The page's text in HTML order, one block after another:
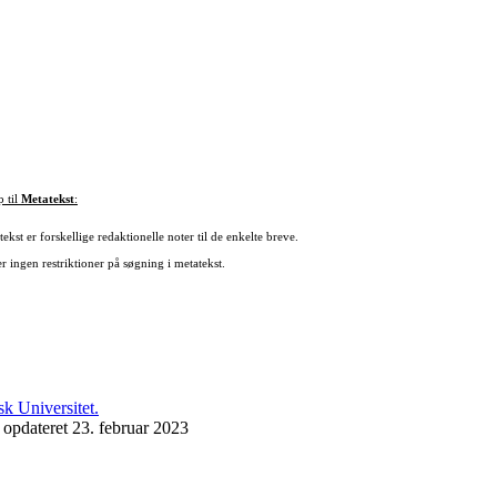
til Metatekst:
er forskellige redaktionelle noter til de enkelte breve.
ingen restriktioner på søgning i metatekst.
23. februar 2023